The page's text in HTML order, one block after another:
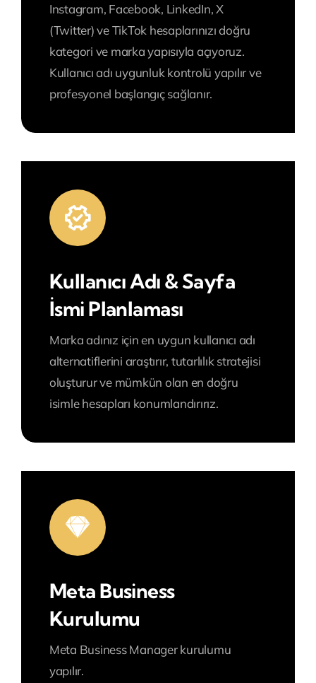
Instagram, Facebook, LinkedIn, X
(Twitter) ve TikTok hesaplarınızı doğru
kategori ve marka yapısıyla açıyoruz.
Kullanıcı adı uygunluk kontrolü yapılır ve
profesyonel başlangıç sağlanır.
Kullanıcı Adı & Sayfa
İsmi Planlaması
Marka adınız için en uygun kullanıcı adı
alternatiflerini araştırır, tutarlılık stratejisi
oluşturur ve mümkün olan en doğru
isimle hesapları konumlandırırız.
Meta Business
Kurulumu
Meta Business Manager kurulumu
yapılır.